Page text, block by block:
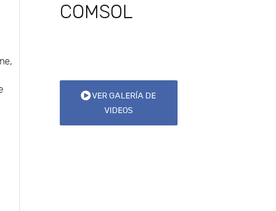
COMSOL
VER GALERÍA DE
VIDEOS